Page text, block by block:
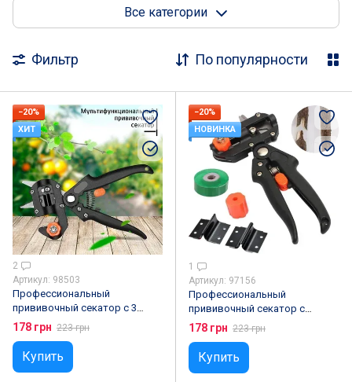
Опрыскиватели
Все категории
Фильтр По популярности
−20%
ХИТ
2
Артикул: 98503
Профессиональный
прививочный секатор с 3
ножами для обрезки и
прививки деревьев Titan
Professional Grafting Tool
178 грн 223 грн
Купить
−20%
НОВИНКА
1
Артикул: 97156
Профессиональный
прививочный секатор с
прививочной лентой и 3
ножами для обрезки и
прививки деревьев Titan
Professional Grafting Tool
178 грн 223 грн
Купить